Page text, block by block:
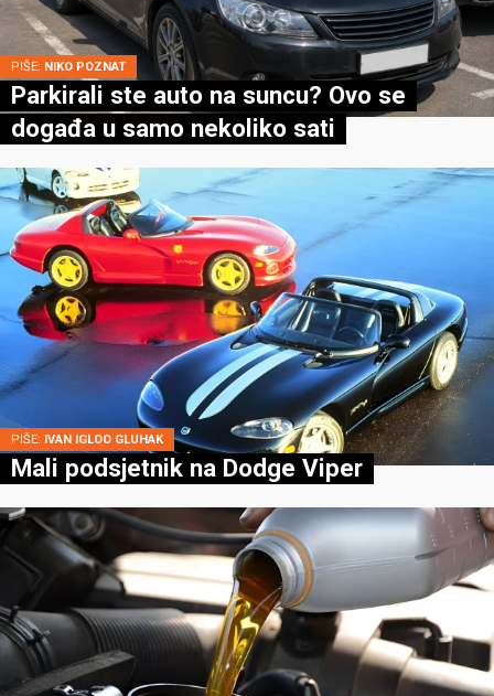
PIŠE: NIKO POZNAT
Parkirali ste auto na suncu? Ovo se
događa u samo nekoliko sati
PIŠE: IVAN IGLOO GLUHAK
Mali podsjetnik na Dodge Viper